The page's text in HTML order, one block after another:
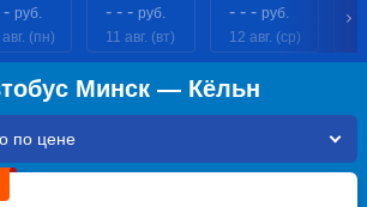
- руб.
(пн)
- - - руб.
11 авг. (вт)
- - - руб.
12 авг. (ср)
Минск — Кёльн
по